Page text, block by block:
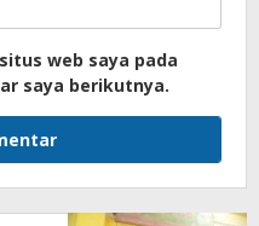
web saya pada
saya berikutnya.